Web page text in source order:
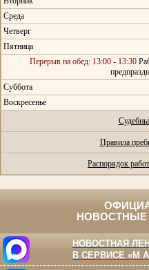
Среда
Четверг
Пятница
Перерыв на обед: 13:00 - 13:30
Суббота
Воскресенье
Правила
Распорядок
НОВОСТНЫЕ
НОВОСТНАЯ
В СЕРВИСЕ «M